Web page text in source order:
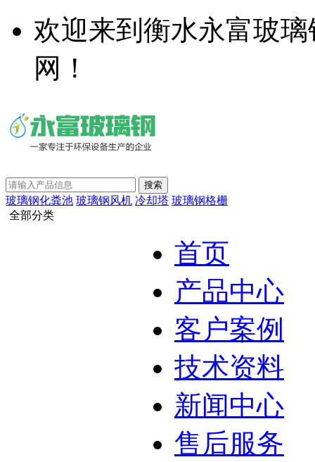
欢迎来到衡水永富玻
网！
玻璃钢化粪池 玻璃钢风机 冷却塔 玻璃钢格栅
全部分类
首页
产品中心
客户案例
技术资料
新闻中心
售后服务